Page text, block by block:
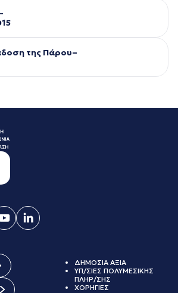
της Πάρου–
ΔΗΜΟΣΙΑ ΑΞΙΑ
ΥΠ/ΣΙΕΣ ΠΟΛΥΜΕΣΙΚΗΣ
ΠΛΗΡ/ΣΗΣ
ΧΟΡΗΓΙΕΣ